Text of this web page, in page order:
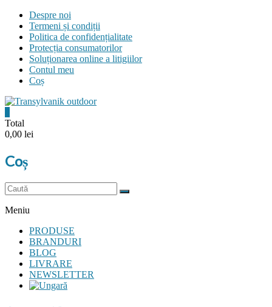
Skip
content
Despre noi
Termeni și condiții
Politica de confidențialitate
Protecția consumatorilor
Soluționarea online a litigiilor
Contul meu
Coș
Transylvanik
and
more
Total
0,00 lei
Coș
Meniu
PRODUSE
BRANDURI
BLOG
LIVRARE
NEWSLETTER